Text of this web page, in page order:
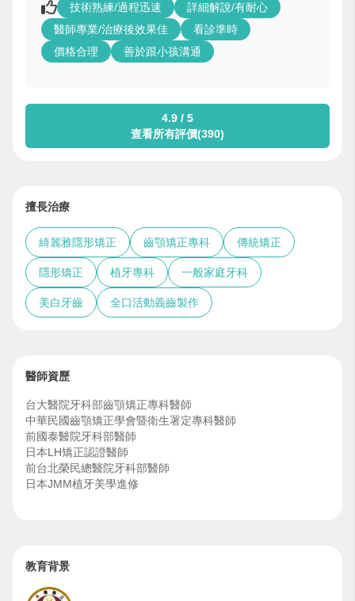
技術熟練/過程迅速
詳細解說/有耐心
醫師專業/治療後效果佳
看診準時
價格合理
善於跟小孩溝通
4.9 / 5
查看所有評價(390)
擅長治療
綺麗雅隱形矯正 齒顎矯正專科 傳統矯正
隱形矯正 植牙專科 一般家庭牙科
美白牙齒 全口活動義齒製作
醫師資歷
台大醫院牙科部齒顎矯正專科醫師
中華民國齒顎矯正學會暨衛生署定專科醫師
前國泰醫院牙科部醫師
日本LH矯正認證醫師
前台北榮民總醫院牙科部醫師
日本JMM植牙美學進修
教育背景